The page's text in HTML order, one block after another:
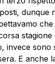
dunque
invece sono
E anche